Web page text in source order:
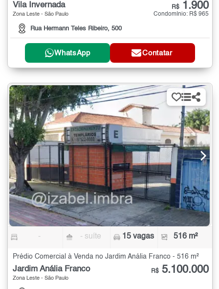
Vila Invernada
Zona Leste - São Paulo
Rua Hermann Teles Ribeiro, 500
R$ 1.900
Condomínio: R$ 965
WhatsApp Contatar
- - suíte 15 vagas 516 m²
Prédio Comercial à Venda no Jardim Anália Franco - 516 m²
Jardim Anália Franco
Zona Leste - São Paulo
R$ 5.100.000